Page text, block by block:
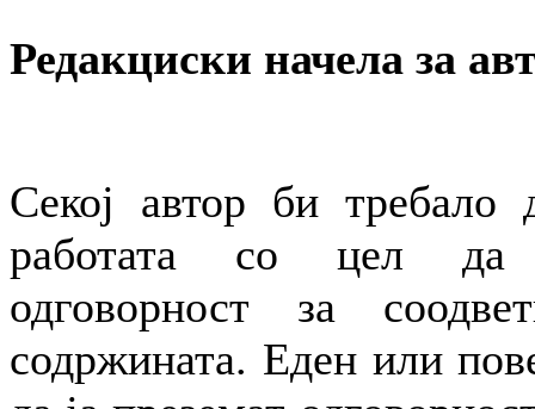
Редакциски начела за
Секој автор би требало
работата со цел да
одговорност за
содржината. Еден или